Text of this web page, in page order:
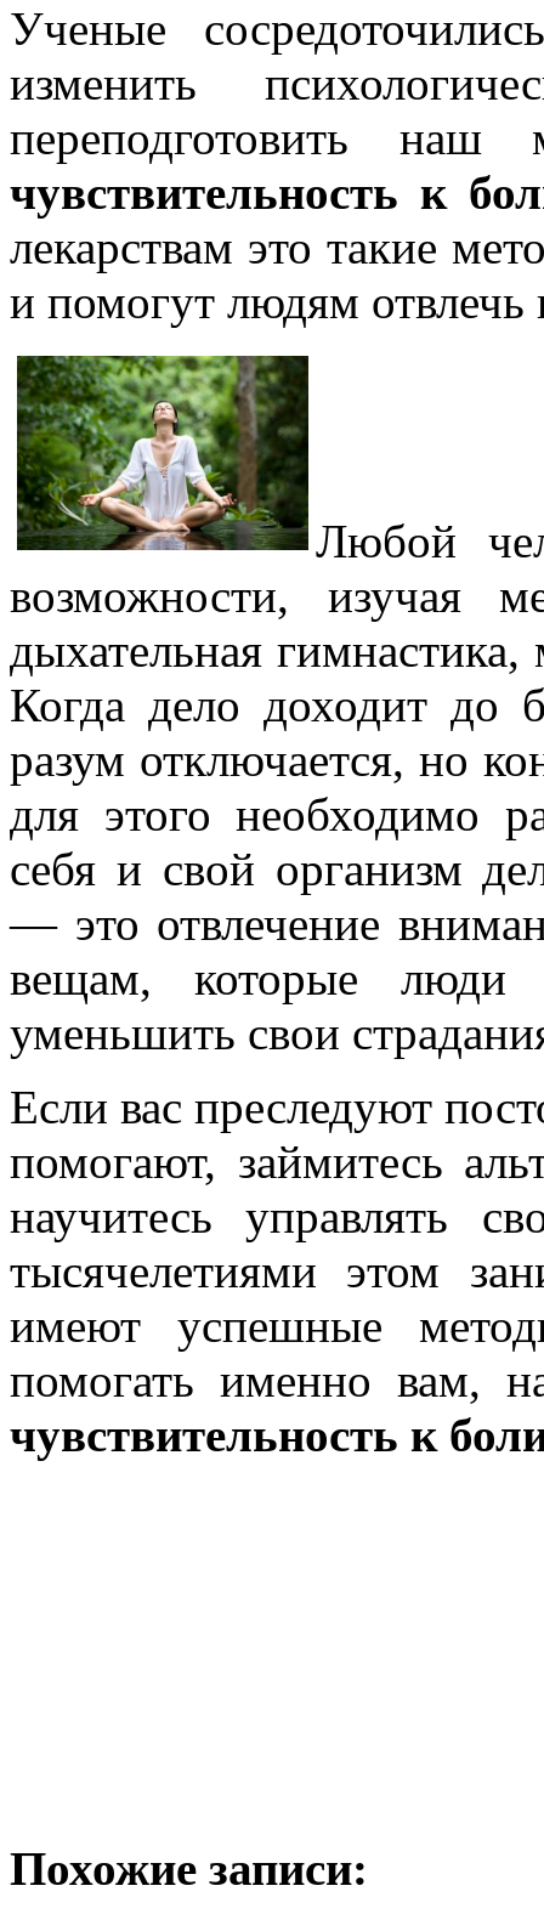
Ученые
изменить
переподготовить
чувствительность к
лекарствам это такие
и помогут людям
Любой
возможности, изучая
дыхательная
Когда дело доходит до
разум отключается, но
для этого необходимо
себя и свой организм
— это отвлечение
вещам, которые люди
уменьшить свои
Если вас преследуют
помогают, займитесь
научитесь управлять
тысячелетиями этом
имеют успешные
помогать именно вам,
чувствительность к
Похожие записи: